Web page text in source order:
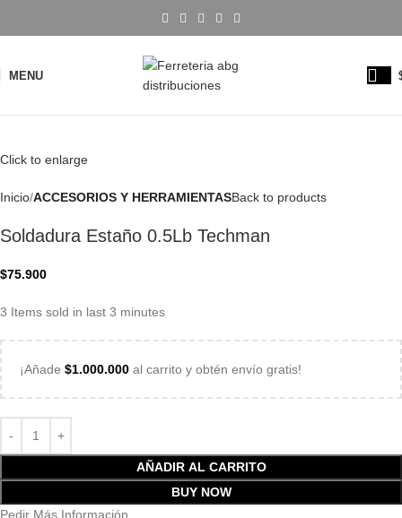
MENU
Click to enlarge
Inicio ACCESORIOS Y HERRAMIENTASBack to products
Soldadura Estaño 0.5Lb Techman
$75.900
3 Items sold in last 3 minutes
¡Añade $1.000.000 al carrito y obtén envío gratis!
AÑADIR AL CARRITO
BUY NOW
Pedir Más Información